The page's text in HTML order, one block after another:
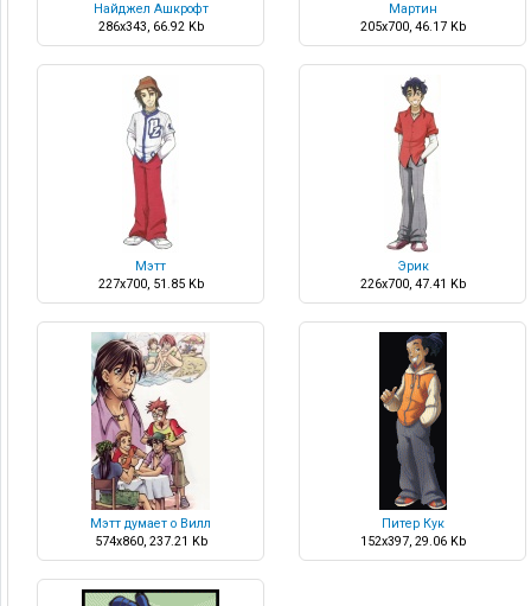
Найджел Ашкрофт
286x343, 66.92 Kb
Мартин
205x700, 46.17 Kb
Мэтт
227x700, 51.85 Kb
Эрик
226x700, 47.41 Kb
Мэтт думает о Вилл
574x860, 237.21 Kb
Питер Кук
152x397, 29.06 Kb